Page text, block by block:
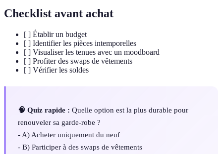
Checklist avant achat
[ ] Établir un budget
[ ] Identifier les pièces intemporelles
[ ] Visualiser les tenues avec un moodboard
[ ] Profiter des swaps de vêtements
[ ] Vérifier les soldes
🧠 Quiz rapide : Quelle option est la plus durable pour
renouveler sa garde-robe ?
- A) Acheter uniquement du neuf
- B) Participer à des swaps de vêtements